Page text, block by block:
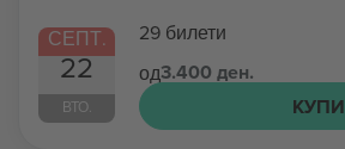
СЕПТ.
22
ВТО.
29 билети
од3.400 ден.
КУПИ